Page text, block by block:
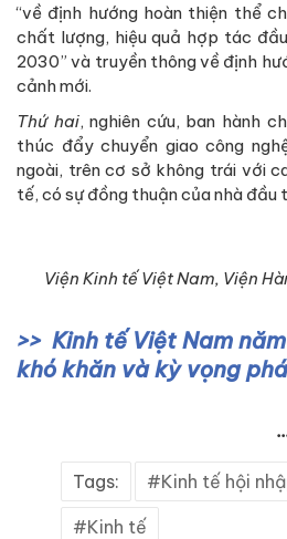
“về định hướng hoàn thiện thể
chất lượng, hiệu quả hợp tác
2030” và truyền thông về định
cảnh mới.
Thứ hai, nghiên cứu, ban hành
thúc đẩy chuyển giao công
ngoài, trên cơ sở không trái với
tế, có sự đồng thuận của nhà đầu
Viện Kinh tế Việt Nam, Viện
Kinh tế Việt Nam
khó khăn và kỳ vọng
Tags: Kinh tế hội
Kinh tế